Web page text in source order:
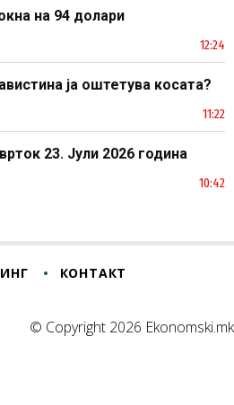
на 94 долари
12:24
ја оштетува косата?
11:22
23. Јули 2026 година
10:42
КОНТАКТ
© Copyright 2026 Ekonomski.mk